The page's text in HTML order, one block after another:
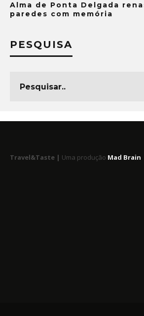
Alma de Ponta Delgada
paredes com memória
PESQUISA
Travel&Taste | Uma produção Mad Brain